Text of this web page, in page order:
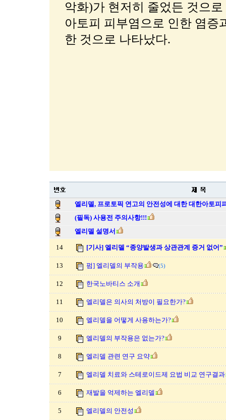
악화)가 현저히 줄었든 것으
아토피 피부염으로 인한 염증
한 것으로 나타났다.
엘리델, 프로토픽 연고의 안전성에 대한 대한아토피
(필독) 사용전 주의사항!!!
엘리델 설명서
14 [기사] 엘리델 “종양발생과 상관관계 증거 없어”
13 펌] 엘리델의 부작용 (5)
12 한국노바티스 소개
11 엘리델은 의사의 처방이 필요한가?
10 엘리델을 어떻게 사용하는가?
9 엘리델의 부작용은 없는가?
8 엘리델 관련 연구 요약
7 엘리델 치료와 스테로이드제 요법 비교 연구결과
6 재발을 억제하는 엘리델
5 엘리델의 안전성